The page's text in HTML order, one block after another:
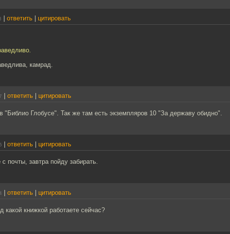
ответить цитировать
камрад.
ответить цитировать
"Библио Глобусе". Так же там есть экземпляров 10 "За державу обидно".
ответить цитировать
почты, завтра пойду забирать.
ответить цитировать
книжкой работаете сейчас?